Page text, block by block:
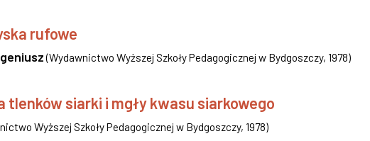
rufowe
(Wydawnictwo Wyższej Szkoły Pedagogicznej w Bydgoszczy, 1978)
siarki i mgły kwasu siarkowego
Wyższej Szkoły Pedagogicznej w Bydgoszczy, 1978)